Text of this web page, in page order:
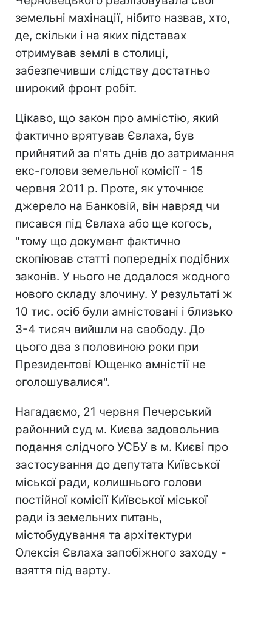
земельні махінації, нібито назвав, хто,
де, скільки і на яких підставах
отримував землі в столиці,
забезпечивши слідству достатньо
широкий фронт робіт.
Цікаво, що закон про амністію, який
фактично врятував Євлаха, був
прийнятий за п'ять днів до затримання
екс-голови земельної комісії - 15
червня 2011 р. Проте, як уточнює
джерело на Банковій, він навряд чи
писався під Євлаха або ще когось,
"тому що документ фактично
скопіював статті попередніх подібних
законів. У нього не додалося жодного
нового складу злочину. У результаті ж
10 тис. осіб були амністовані і близько
3-4 тисяч вийшли на свободу. До
цього два з половиною роки при
Президентові Ющенко амністії не
оголошувалися".
Нагадаємо, 21 червня Печерський
районний суд м. Києва задовольнив
подання слідчого УСБУ в м. Києві про
застосування до депутата Київської
міської ради, колишнього голови
постійної комісії Київської міської
ради із земельних питань,
містобудування та архітектури
Олексія Євлаха запобіжного заходу -
взяття під варту.